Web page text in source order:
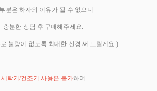
분은 하자의 이유가 될 수 없으니
충분한 상담 후 구매해주세요.
불량이 없도록 최대한 신경 써 드릴게요:)
세탁기/건조기 사용은 불가하며